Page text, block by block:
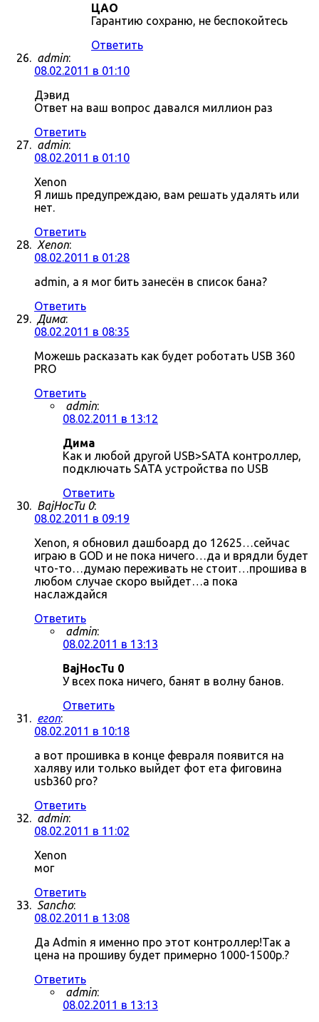
ЦАО
Гарантию сохраню, не беспокойтесь
Ответить
admin:
08.02.2011 в 01:10
Дэвид
Ответ на ваш вопрос давался миллион раз
Ответить
admin:
08.02.2011 в 01:10
Xenon
Я лишь предупреждаю, вам решать удалять или
нет.
Ответить
Xenon:
08.02.2011 в 01:28
admin, а я мог бить занесён в список бана?
Ответить
Дима:
08.02.2011 в 08:35
Можешь расказать как будет роботать USB 360
PRO
Ответить
admin:
08.02.2011 в 13:12
Дима
Как и любой другой USB>SATA контроллер,
подключать SATA устройства по USB
Ответить
BajHocTu 0:
08.02.2011 в 09:19
Xenon, я обновил дашбоард до 12625…сейчас
играю в GOD и не пока ничего…да и врядли будет
что-то…думаю переживать не стоит…прошива в
любом случае скоро выйдет…а пока
наслаждайся
Ответить
admin:
08.02.2011 в 13:13
BajHocTu 0
У всех пока ничего, банят в волну банов.
Ответить
егоп:
08.02.2011 в 10:18
а вот прошивка в конце февраля появится на
халяву или только выйдет фот ета фиговина
usb360 pro?
Ответить
admin:
08.02.2011 в 11:02
Xenon
мог
Ответить
Sancho:
08.02.2011 в 13:08
Да Admin я именно про этот контроллер!Так а
цена на прошиву будет примерно 1000-1500р.?
Ответить
admin:
08.02.2011 в 13:13